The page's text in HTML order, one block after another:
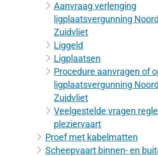
Aanvraag verlenging
ligplaatsvergunning
Zuidvliet
Liggeld
Ligplaatsen
Procedure aanvragen of
ligplaatsvergunning
Zuidvliet
Veelgestelde vragen
pleziervaart
Proef met kabelmatten
Scheepvaart binnen- en